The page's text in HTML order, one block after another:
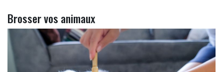
Brosser vos animaux